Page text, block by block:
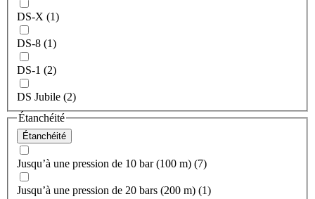
DS-X (1)
DS-8 (1)
DS-1 (2)
DS Jubile (2)
Étanchéité
Étanchéité
Jusqu’à une pression de 10 bar (100 m) (7)
Jusqu’à une pression de 20 bars (200 m) (1)